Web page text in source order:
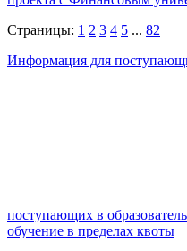
Страницы: 1 2 3 4 5 ... 82
Информация для
поступающих в
обучение в пределах квоты